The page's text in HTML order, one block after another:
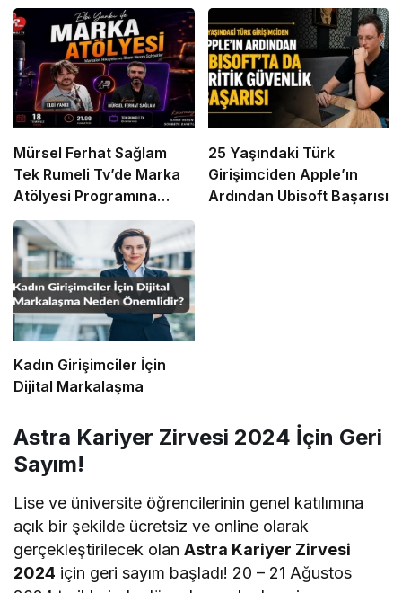
Mürsel Ferhat Sağlam
Tek Rumeli Tv’de Marka
Atölyesi Programına
Konuk Oldu
25 Yaşındaki Türk
Girişimciden Apple’ın
Ardından Ubisoft Başarısı
Kadın Girişimciler İçin
Dijital Markalaşma
Astra Kariyer Zirvesi 2024 İçin Geri
Sayım!
Lise ve üniversite öğrencilerinin genel katılımına
açık bir şekilde ücretsiz ve online olarak
gerçekleştirilecek olanAstra Kariyer Zirvesi
2024 için geri sayım başladı! 20 – 21 Ağustos